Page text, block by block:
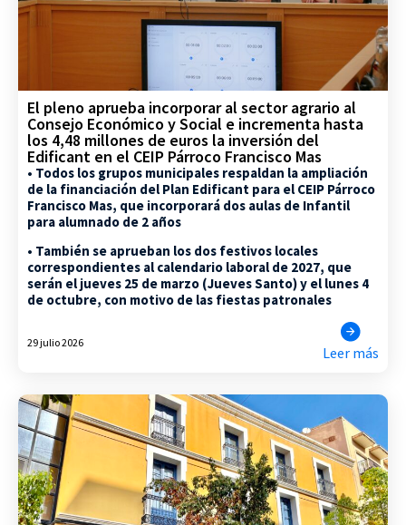
El pleno aprueba incorporar al sector agrario al
Consejo Económico y Social e incrementa hasta
los 4,48 millones de euros la inversión del
Edificant en el CEIP Párroco Francisco Mas
• Todos los grupos municipales respaldan la ampliación
de la financiación del Plan Edificant para el CEIP Párroco
Francisco Mas, que incorporará dos aulas de Infantil
para alumnado de 2 años
• También se aprueban los dos festivos locales
correspondientes al calendario laboral de 2027, que
serán el jueves 25 de marzo (Jueves Santo) y el lunes 4
de octubre, con motivo de las fiestas patronales
29 julio 2026
Leer más